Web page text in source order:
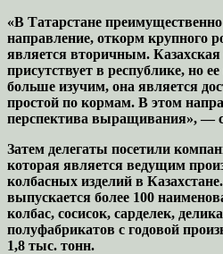
«В Татарстане
направление, откорм крупного
является вторичным. Казахская
присутствует в республике, но
больше изучим, она является
простой по кормам. В этом
перспектива выращивания», —
Затем делегаты посетили
которая является ведущим
колбасных изделий в
выпускается более 100
колбас, сосисок, сарделек,
полуфабрикатов с годовой
1,8 тыс. тонн.